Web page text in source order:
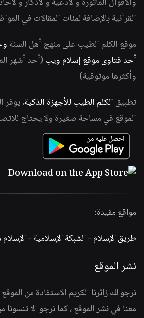
القرآنية بالإضافة لمئات المقالات في
موقع الكلم الطيب على منهج أهل السنة
أحد فتاوى موقع إسلام ويب (أحد أشهر
وأكثرها موثوقية)
تطبيق الكلم الطيب للأجهزة الذكية، يوفر
الموقع في مساحة صغيرة ولا يحتاج
مواقع مفيدة:
طريق الإسلام -الشبكة الإسلامية -
نشر الموقع
نرجو لك زائرنا الكريم الاستفادة من
معنا في نشر الموقع ، كما نرجو الا